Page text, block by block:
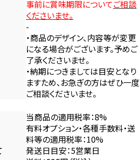
事前に賞味期限についてご相談
くださいませ。
-
・商品のデザイン、内容等が変更
になる場合がございます。予めご
了承くださいませ。
・納期につきましては目安となり
ますため、お急ぎの方はぜひ一度
ご相談くださいませ。
当商品の適用税率：8%
有料オプション・各種手数料・送
料等の適用税率：10%
発送日目安：5営業日